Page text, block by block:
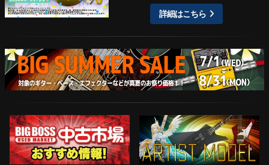
詳細はこちら